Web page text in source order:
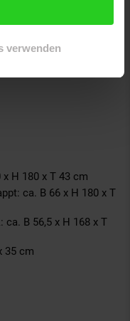
verwenden
H 180 x T 43 cm
ca. B 66 x H 180 x T
ca. B 56,5 x H 168 x T
35 cm